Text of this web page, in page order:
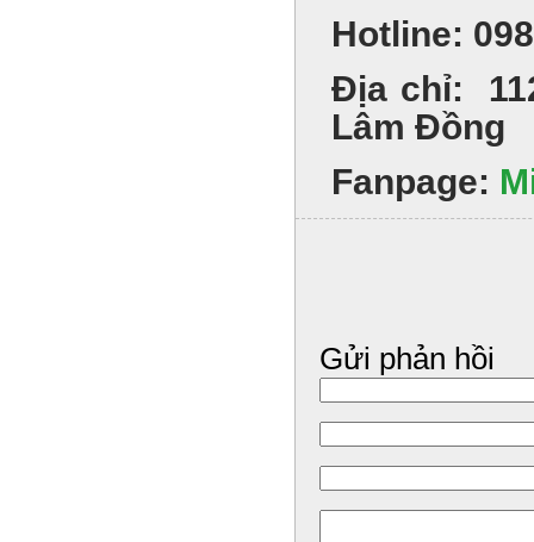
Hotline:
Địa chỉ:
Lâm Đồng
Fanpage:
Gửi phản hồi